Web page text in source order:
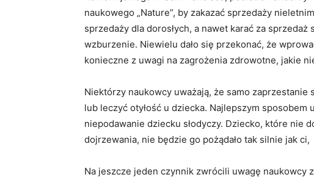
naukowego „Nature”, by zakazać sprzedaży
sprzedaży dla dorosłych, a nawet karać za sprzedaż
wzburzenie. Niewielu dało się przekonać, że
konieczne z uwagi na zagrożenia zdrowotne, jakie
Niektórzy naukowcy uważają, że samo
lub leczyć otyłość u dziecka. Najlepszym
niepodawanie dziecku słodyczy. Dziecko, które nie
dojrzewania, nie będzie go pożądało tak silnie jak
Na jeszcze jeden czynnik zwrócili uwagę naukowcy